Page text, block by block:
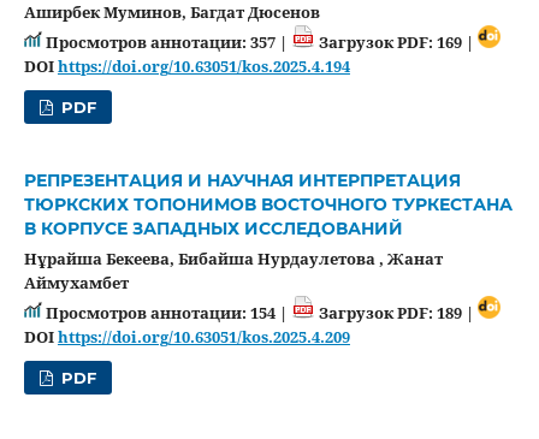
Аширбек Муминов, Багдат Дюсенов
Просмотров аннотации: 357 |
Загрузок PDF: 169 |
DOIhttps://doi.org/10.63051/kos.2025.4.194
PDF
РЕПРЕЗЕНТАЦИЯ И НАУЧНАЯ ИНТЕРПРЕТАЦИЯ
ТЮРКСКИХ ТОПОНИМОВ ВОСТОЧНОГО ТУРКЕСТАНА
В КОРПУСЕ ЗАПАДНЫХ ИССЛЕДОВАНИЙ
Нұрайша Бекеева, Бибайша Нурдаулетова , Жанат
Аймухамбет
Просмотров аннотации: 154 |
Загрузок PDF: 189 |
DOIhttps://doi.org/10.63051/kos.2025.4.209
PDF